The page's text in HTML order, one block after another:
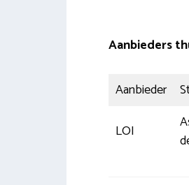
Aanbieders
Aanbieder
LOI